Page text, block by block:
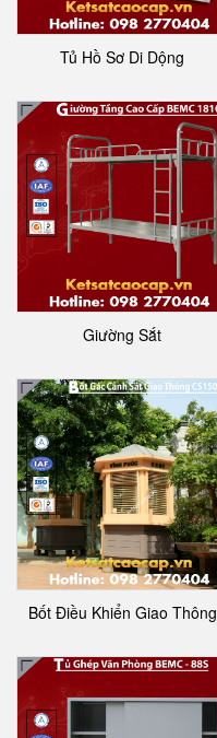
Tủ Hồ Sơ Di Dộng
Giường Sắt
Bốt Điều Khiển Giao Thông